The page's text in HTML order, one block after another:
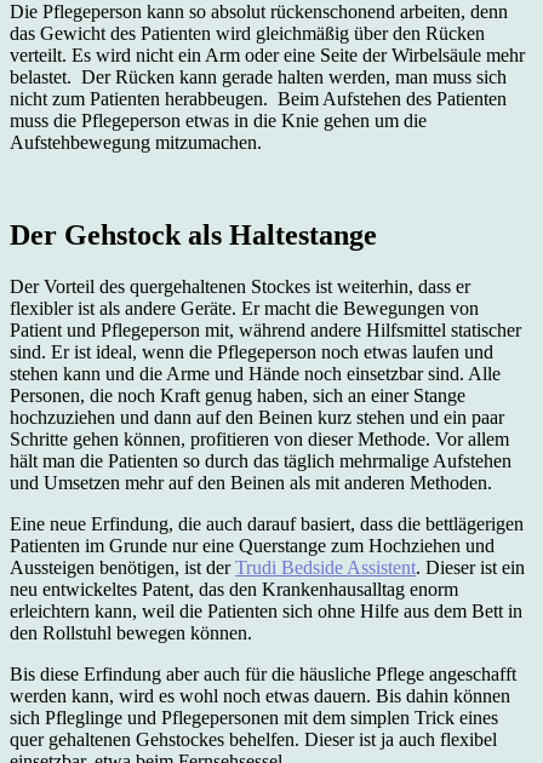
Die Pflegeperson kann so absolut rückenschonend arbeiten, denn
das Gewicht des Patienten wird gleichmäßig über den Rücken
verteilt. Es wird nicht ein Arm oder eine Seite der Wirbelsäule mehr
belastet. Der Rücken kann gerade halten werden, man muss sich
nicht zum Patienten herabbeugen. Beim Aufstehen des Patienten
muss die Pflegeperson etwas in die Knie gehen um die
Aufstehbewegung mitzumachen.
Der Gehstock als Haltestange
Der Vorteil des quergehaltenen Stockes ist weiterhin, dass er
flexibler ist als andere Geräte. Er macht die Bewegungen von
Patient und Pflegeperson mit, während andere Hilfsmittel statischer
sind. Er ist ideal, wenn die Pflegeperson noch etwas laufen und
stehen kann und die Arme und Hände noch einsetzbar sind. Alle
Personen, die noch Kraft genug haben, sich an einer Stange
hochzuziehen und dann auf den Beinen kurz stehen und ein paar
Schritte gehen können, profitieren von dieser Methode. Vor allem
hält man die Patienten so durch das täglich mehrmalige Aufstehen
und Umsetzen mehr auf den Beinen als mit anderen Methoden.
Eine neue Erfindung, die auch darauf basiert, dass die bettlägerigen
Patienten im Grunde nur eine Querstange zum Hochziehen und
Aussteigen benötigen, ist derTrudi Bedside Assistent. Dieser ist ein
neu entwickeltes Patent, das den Krankenhausalltag enorm
erleichtern kann, weil die Patienten sich ohne Hilfe aus dem Bett in
den Rollstuhl bewegen können.
Bis diese Erfindung aber auch für die häusliche Pflege angeschafft
werden kann, wird es wohl noch etwas dauern. Bis dahin können
sich Pfleglinge und Pflegepersonen mit dem simplen Trick eines
quer gehaltenen Gehstockes behelfen. Dieser ist ja auch flexibel